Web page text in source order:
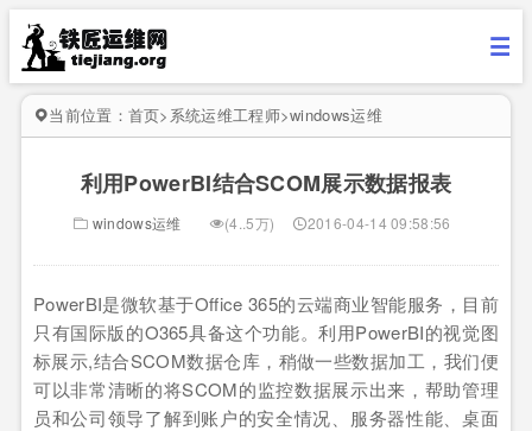
当前位置： 首页> 系统运维工程师>windows运维
利用PowerBI结合SCOM展示数据报表
windows运维 (4..5万) 2016-04-14 09:58:56
PowerBI是微软基于Office 365的云端商业智能服务，目前
只有国际版的O365具备这个功能。利用PowerBI的视觉图
标展示,结合SCOM数据仓库，稍做一些数据加工，我们便
可以非常清晰的将SCOM的监控数据展示出来，帮助管理
员和公司领导了解到账户的安全情况、服务器性能、桌面